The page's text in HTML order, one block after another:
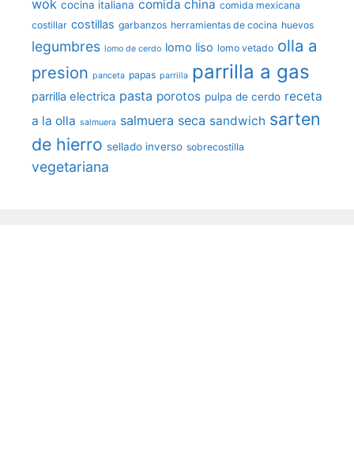
wok cocina italiana comida china comida mexicana
costillar costillas garbanzos herramientas de cocina huevos
legumbres lomo de cerdo lomo liso lomo vetado olla a
presion panceta papas parrilla parrilla a gas
parrilla electrica pasta porotos pulpa de cerdo receta
a la olla salmuera salmuera seca sandwich sarten
de hierro sellado inverso sobrecostilla
vegetariana